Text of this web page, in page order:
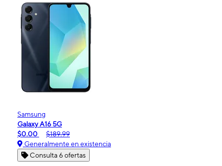
Samsung
Galaxy A16 5G
$0.00
$189.99
Generalmente en existencia
Consulta 6 ofertas